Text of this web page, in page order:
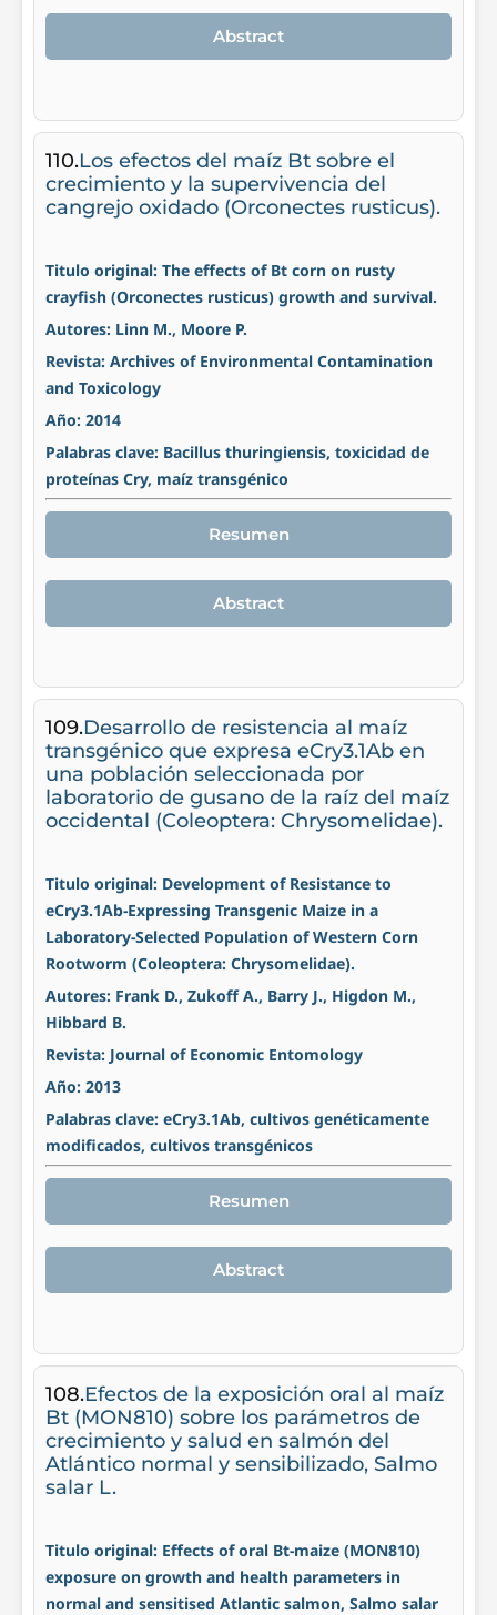
Abstract
110.Los efectos del maíz Bt sobre el
crecimiento y la supervivencia del
cangrejo oxidado (Orconectes rusticus).
Titulo original: The effects of Bt corn on rusty
crayfish (Orconectes rusticus) growth and survival.
Autores: Linn M., Moore P.
Revista: Archives of Environmental Contamination
and Toxicology
Año: 2014
Palabras clave: Bacillus thuringiensis, toxicidad de
proteínas Cry, maíz transgénico
Resumen
Abstract
109.Desarrollo de resistencia al maíz
transgénico que expresa eCry3.1Ab en
una población seleccionada por
laboratorio de gusano de la raíz del maíz
occidental (Coleoptera: Chrysomelidae).
Titulo original: Development of Resistance to
eCry3.1Ab-Expressing Transgenic Maize in a
Laboratory-Selected Population of Western Corn
Rootworm (Coleoptera: Chrysomelidae).
Autores: Frank D., Zukoff A., Barry J., Higdon M.,
Hibbard B.
Revista: Journal of Economic Entomology
Año: 2013
Palabras clave: eCry3.1Ab, cultivos genéticamente
modificados, cultivos transgénicos
Resumen
Abstract
108.Efectos de la exposición oral al maíz
Bt (MON810) sobre los parámetros de
crecimiento y salud en salmón del
Atlántico normal y sensibilizado, Salmo
salar L.
Titulo original: Effects of oral Bt-maize (MON810)
exposure on growth and health parameters in
normal and sensitised Atlantic salmon, Salmo salar